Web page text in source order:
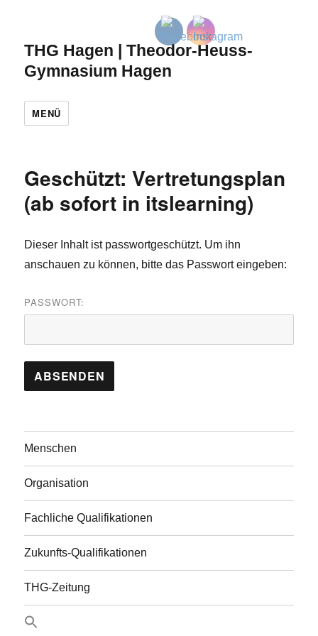
THG Hagen | Theodor-Heuss-
Gymnasium Hagen
MENÜ
Geschützt: Vertretungsplan
(ab sofort in itslearning)
Dieser Inhalt ist passwortgeschützt. Um ihn
anschauen zu können, bitte das Passwort eingeben:
PASSWORT:
Menschen
Organisation
Fachliche Qualifikationen
Zukunfts-Qualifikationen
THG-Zeitung